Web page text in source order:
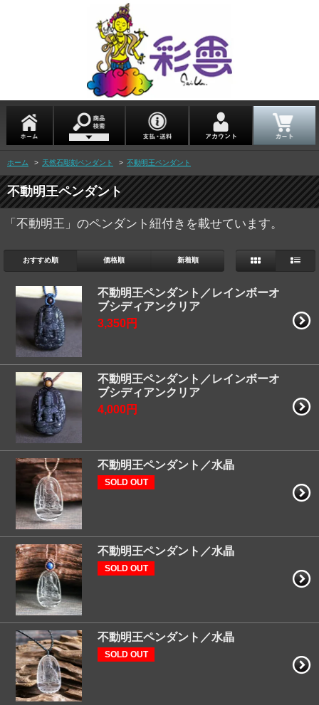
ホーム > 天然石彫刻ペンダント > 不動明王ペンダント
不動明王ペンダント
「不動明王」のペンダント紐付きを載せています。
おすすめ順 価格順 新着順
不動明王ペンダント／レインボーオ
ブシディアンクリア
3,350円
不動明王ペンダント／レインボーオ
ブシディアンクリア
4,000円
不動明王ペンダント／水晶
SOLD OUT
不動明王ペンダント／水晶
SOLD OUT
不動明王ペンダント／水晶
SOLD OUT